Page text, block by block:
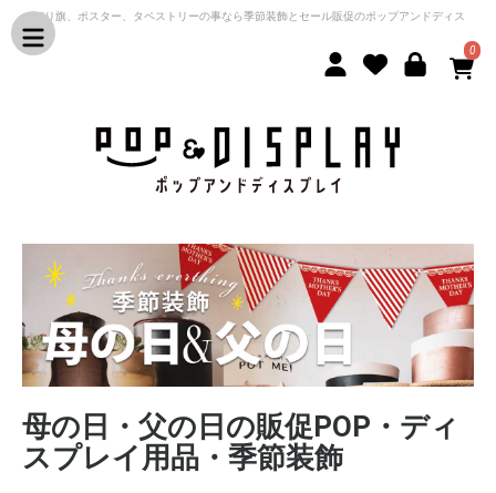
のぼり旗、ポスター、タペストリーの事なら季節装飾とセール販促のポップアンドディス
プレイ
0
母の日・父の日の販促POP・ディ
スプレイ用品・季節装飾